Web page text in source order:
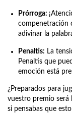
Prórroga:
compenetración
adivinar la
Penaltis: La
Penaltis que
emoción está
¿Preparados para
vuestro premio será
si pensabas que